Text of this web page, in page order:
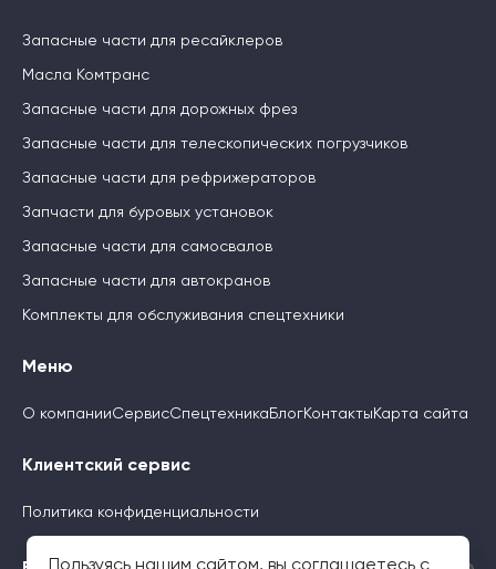
Запасные части для ресайклеров
Масла Комтранс
Запасные части для дорожных фрез
Запасные части для телескопических погрузчиков
Запасные части для рефрижераторов
Запчасти для буровых установок
Запасные части для самосвалов
Запасные части для автокранов
Комплекты для обслуживания спецтехники
Меню
О компанииСервисСпецтехника БлогКонтакты Карта сайта
Клиентский сервис
Политика конфиденциальности